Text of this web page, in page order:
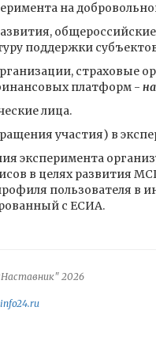
на
поддержки
страховые
платформ -
лица.
участия) в
эксперимента
в целях развития
пользователя в
с ЕСИА.
2026